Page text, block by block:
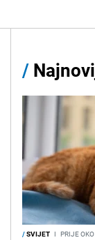
/
/SVIJET I PRIJE